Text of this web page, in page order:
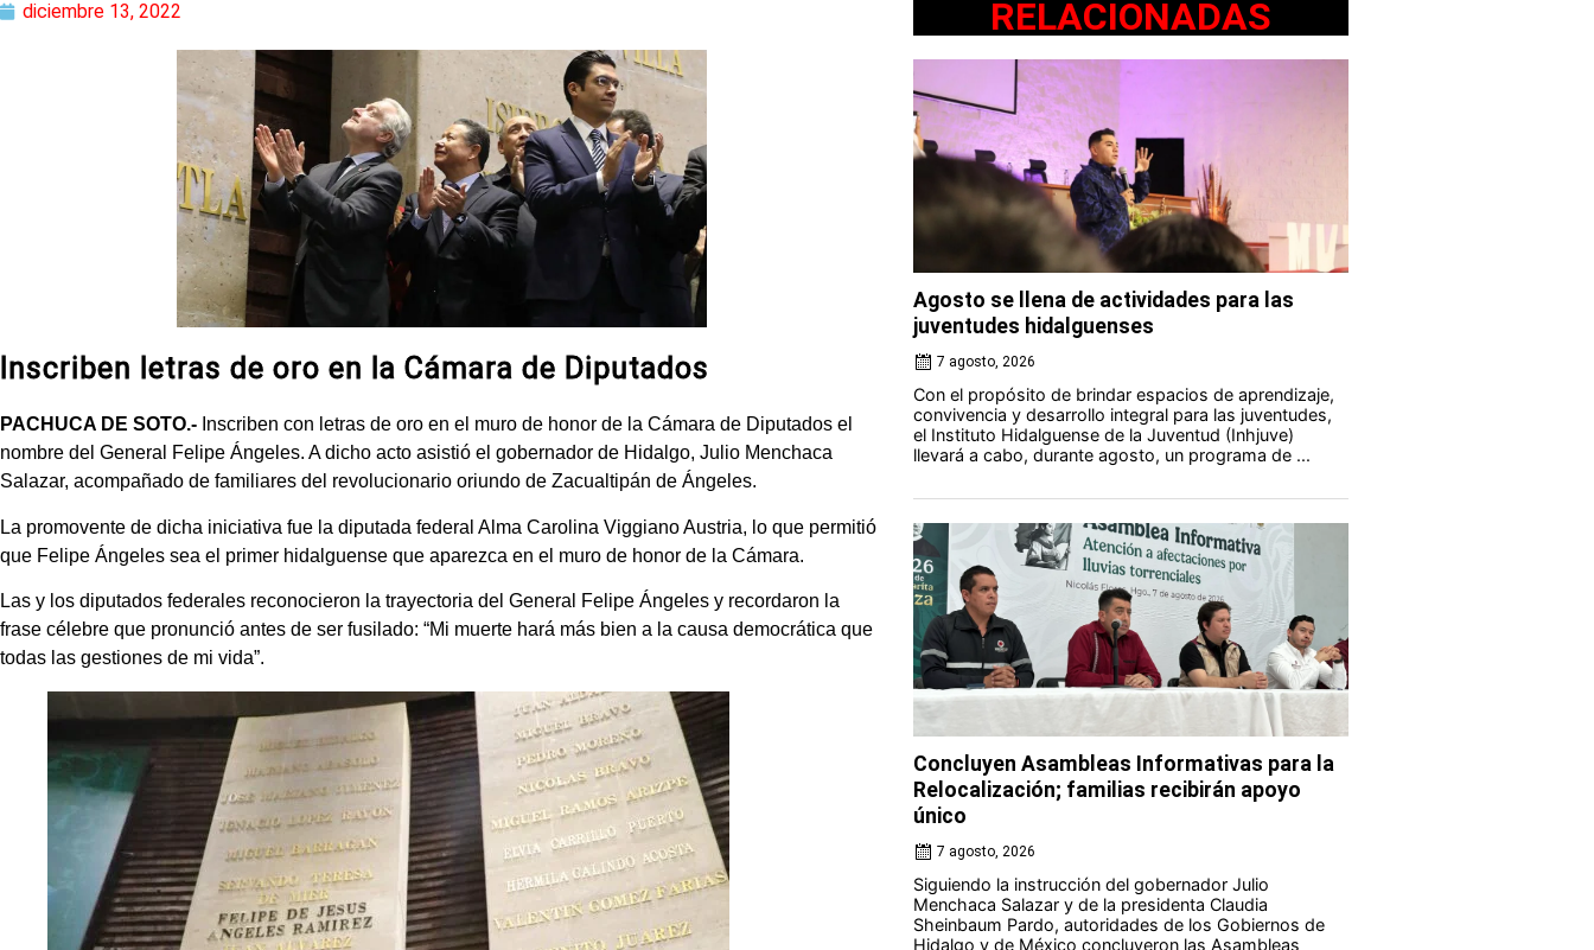
diciembre 13, 2022
Inscriben letras de oro en la Cámara de Diputados
PACHUCA DE SOTO.- Inscriben con letras de oro en el muro de honor de la Cámara de Diputados el
nombre del General Felipe Ángeles. A dicho acto asistió el gobernador de Hidalgo, Julio Menchaca
Salazar, acompañado de familiares del revolucionario oriundo de Zacualtipán de Ángeles.
La promovente de dicha iniciativa fue la diputada federal Alma Carolina Viggiano Austria, lo que permitió
que Felipe Ángeles sea el primer hidalguense que aparezca en el muro de honor de la Cámara.
Las y los diputados federales reconocieron la trayectoria del General Felipe Ángeles y recordaron la
frase célebre que pronunció antes de ser fusilado: “Mi muerte hará más bien a la causa democrática que
todas las gestiones de mi vida”.
RELACIONADAS
Agosto se llena de actividades para las
juventudes hidalguenses
7 agosto, 2026
Con el propósito de brindar espacios de aprendizaje,
convivencia y desarrollo integral para las juventudes,
el Instituto Hidalguense de la Juventud (Inhjuve)
llevará a cabo, durante agosto, un programa de ...
Concluyen Asambleas Informativas para la
Relocalización; familias recibirán apoyo
único
7 agosto, 2026
Siguiendo la instrucción del gobernador Julio
Menchaca Salazar y de la presidenta Claudia
Sheinbaum Pardo, autoridades de los Gobiernos de
Hidalgo y de México concluyeron las Asambleas